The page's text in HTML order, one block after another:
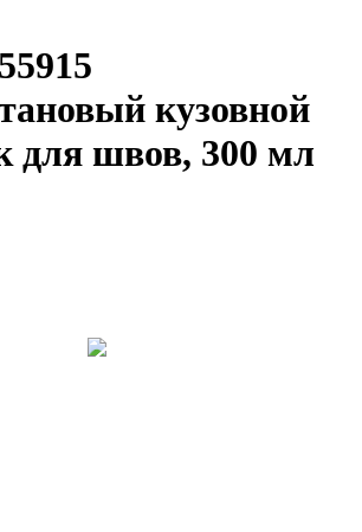
кузовной
для швов, 300 мл